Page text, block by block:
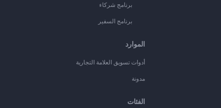
برنامج شركاء
برنامج السفير
الموارد
أدوات تسويق العلامة التجارية
مدونة
الفئات